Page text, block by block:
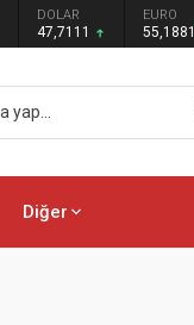
DOLAR
47,7111
EURO
55,1881
Diğer